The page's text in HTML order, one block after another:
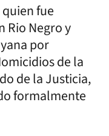
fue
Rio Negro y
por
de la
de la Justicia,
formalmente